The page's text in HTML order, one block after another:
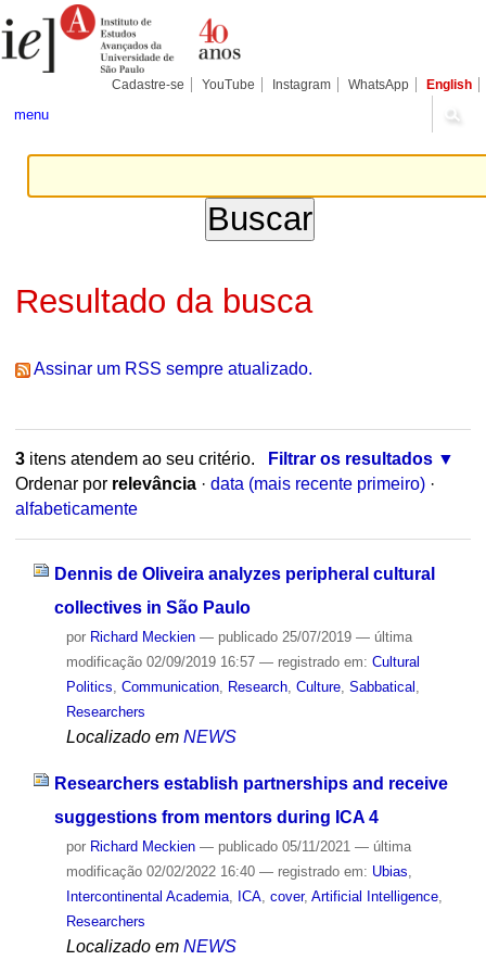
para
conteúdo.
Pessoais
Cadastre-se YouTube Instagram WhatsApp English
menu
Resultado da busca
Assinar um RSS sempre atualizado.
3itens atendem ao seu critério.
Filtrar os resultados
Ordenar por relevância · data (mais recente primeiro) ·
alfabeticamente
Dennis de Oliveira analyzes peripheral cultural
collectives in São Paulo
por Richard Meckien — publicado25/07/2019 — última
modificação02/09/2019 16:57 — registrado em: Cultural
Politics Communication, Research, Culture, Sabbatical
Researchers
Localizado em NEWS
Researchers establish partnerships and receive
suggestions from mentors during ICA 4
por Richard Meckien — publicado05/11/2021 — última
modificação02/02/2022 16:40 — registrado em: Ubias
Intercontinental Academia, ICA, cover, Artificial Intelligence,
Researchers
Localizado em NEWS